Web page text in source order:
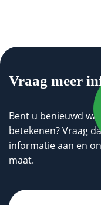
Vraag meer
Bent u benieuwd
betekenen? Vraag
informatie aan en
maat.
Untitled